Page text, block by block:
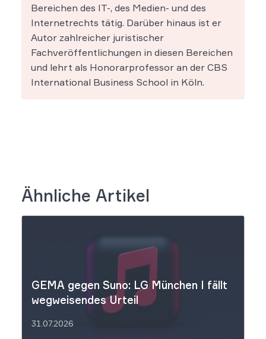
Bereichen des IT-, des Medien- und des
Internetrechts tätig. Darüber hinaus ist er
Autor zahlreicher juristischer
Fachveröffentlichungen in diesen Bereichen
und lehrt als Honorarprofessor an der CBS
International Business School in Köln.
Ähnliche Artikel
GEMA gegen Suno: LG München I fällt
wegweisendes Urteil
31.07.2026